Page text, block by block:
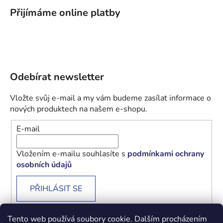
Tento web používá soubory cookie. Dalším procházením
Přijímáme online platby
Odebírat newsletter
Vložte svůj e-mail a my vám budeme zasílat informace o
nových produktech na našem e-shopu.
E-mail
Vložením e-mailu souhlasíte s podmínkami ochrany
osobních údajů
PŘIHLÁSIT SE